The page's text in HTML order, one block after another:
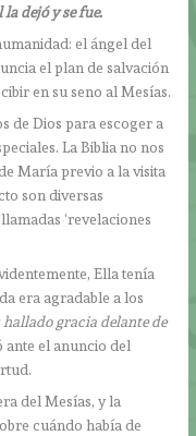
dejó y se fue.
el ángel del
el plan de salvación
en su seno al Mesías.
de Dios para escoger a
La Biblia no nos
María previo a la visita
son diversas
‘revelaciones
Ella tenía
era agradable a los
hallado gracia delante de
ante el anuncio del
del Mesías, y la
cuándo había de